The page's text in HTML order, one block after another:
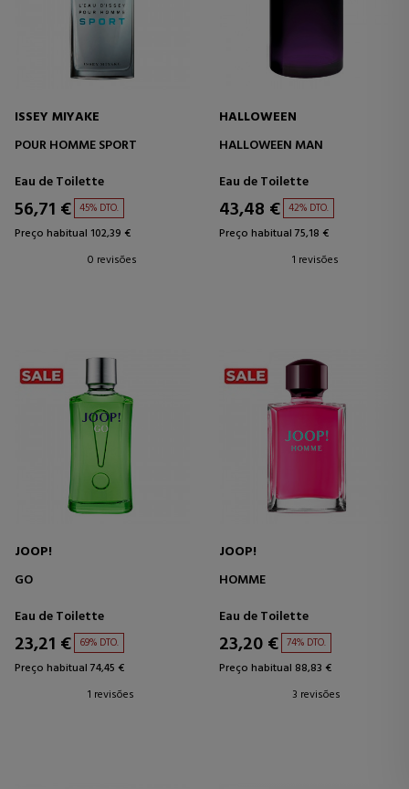
ISSEY MIYAKE
POUR HOMME SPORT
Eau de Toilette
56,71 € 45% DTO.
Preço habitual 102,39 €
0 revisões
HALLOWEEN
HALLOWEEN MAN
Eau de Toilette
43,48 € 42% DTO.
Preço habitual 75,18 €
1 revisões
JOOP!
GO
Eau de Toilette
23,21 € 69% DTO.
Preço habitual 74,45 €
1 revisões
JOOP!
HOMME
Eau de Toilette
23,20 € 74% DTO.
Preço habitual 88,83 €
3 revisões